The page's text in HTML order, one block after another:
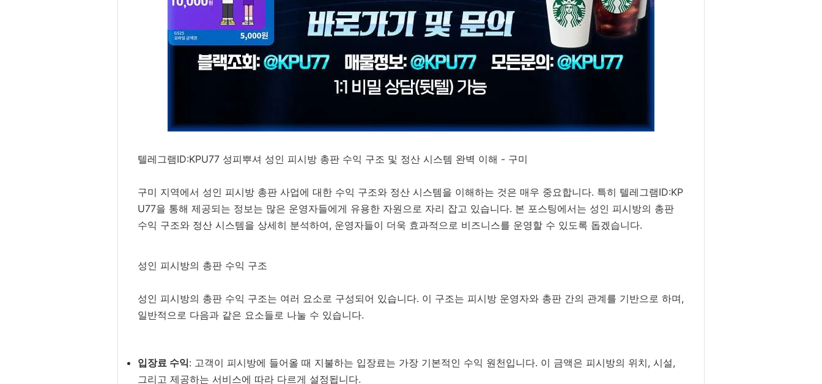
텔레그램ID:KPU77 성피뿌셔 성인 피시방 총판 수익 구조 및 정산 시스템 완벽 이해 - 구미
구미 지역에서 성인 피시방 총판 사업에 대한 수익 구조와 정산 시스템을 이해하는 것은 매우 중요합니다. 특히 텔레그램ID:KP
U77을 통해 제공되는 정보는 많은 운영자들에게 유용한 자원으로 자리 잡고 있습니다. 본 포스팅에서는 성인 피시방의 총판
수익 구조와 정산 시스템을 상세히 분석하여, 운영자들이 더욱 효과적으로 비즈니스를 운영할 수 있도록 돕겠습니다.
성인 피시방의 총판 수익 구조
성인 피시방의 총판 수익 구조는 여러 요소로 구성되어 있습니다. 이 구조는 피시방 운영자와 총판 간의 관계를 기반으로 하며,
일반적으로 다음과 같은 요소들로 나눌 수 있습니다.
입장료 수익: 고객이 피시방에 들어올 때 지불하는 입장료는 가장 기본적인 수익 원천입니다. 이 금액은 피시방의 위치, 시설,
그리고 제공하는 서비스에 따라 다르게 설정됩니다.